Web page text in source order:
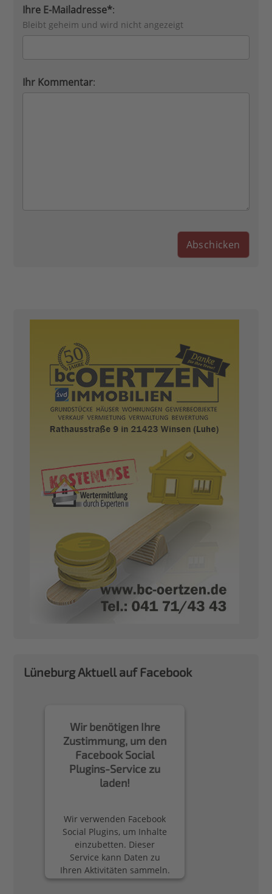
Ihre E-Mailadresse*:
Bleibt geheim und wird nicht angezeigt
Ihr Kommentar:
Lüneburg Aktuell auf Facebook
Wir benötigen Ihre
Zustimmung, um den
Facebook Social
Plugins-Service zu
laden!
Wir verwenden Facebook
Social Plugins, um Inhalte
einzubetten. Dieser
Service kann Daten zu
Ihren Aktivitäten sammeln.
Bitte lesen Sie die Details